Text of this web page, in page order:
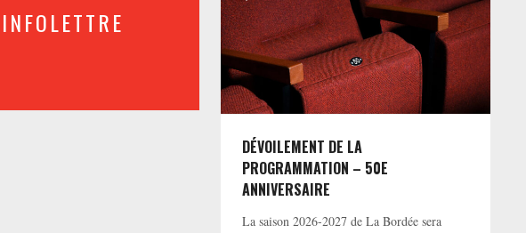
DÉVOILEMENT DE LA
PROGRAMMATION – 50E
ANNIVERSAIRE
La saison 2026-2027 de La Bordée sera